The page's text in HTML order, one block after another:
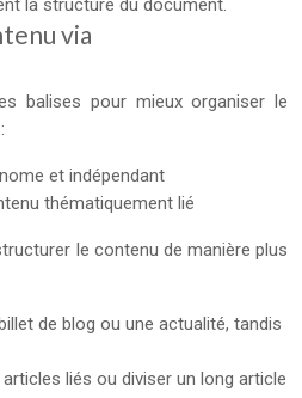
la structure du document.
via
balises pour mieux organiser le
et indépendant
thématiquement lié
le contenu de manière plus
de blog ou une actualité, tandis
liés ou diviser un long article